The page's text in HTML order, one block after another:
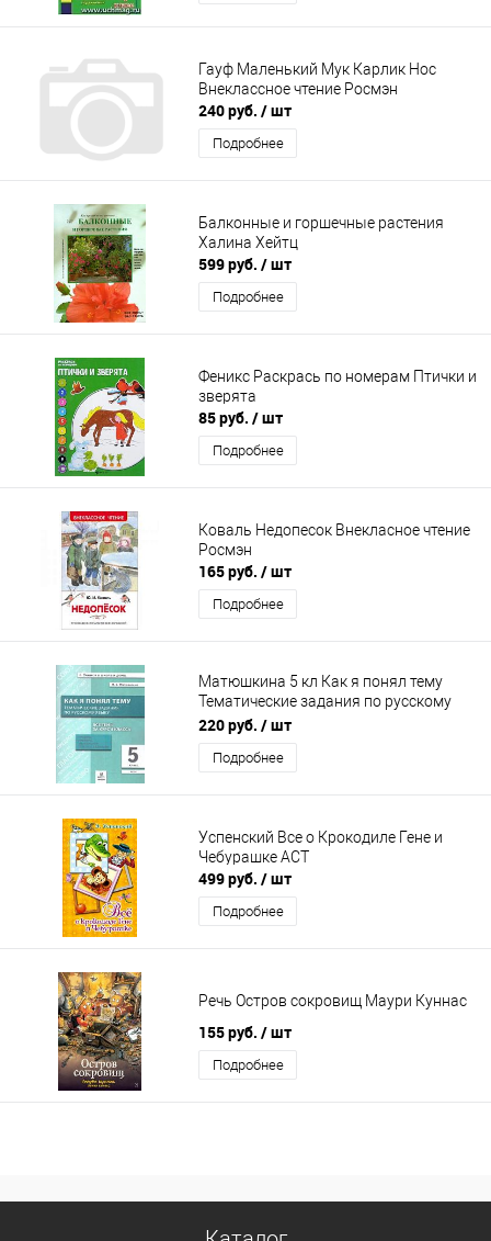
Гауф Маленький Мук Карлик Нос
Внеклассное чтение Росмэн
240 руб. / шт
Подробнее
Балконные и горшечные растения
Халина Хейтц
599 руб. / шт
Подробнее
Феникс Раскрась по номерам Птички и
зверята
85 руб. / шт
Подробнее
Коваль Недопесок Внекласное чтение
Росмэн
165 руб. / шт
Подробнее
Матюшкина 5 кл Как я понял тему
Тематические задания по русскому
языку
220 руб. / шт
Подробнее
Успенский Все о Крокодиле Гене и
Чебурашке АСТ
499 руб. / шт
Подробнее
Речь Остров сокровищ Маури Куннас
155 руб. / шт
Подробнее